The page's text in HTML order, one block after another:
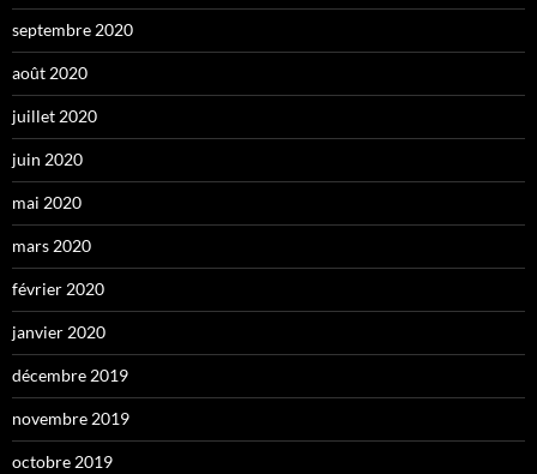
septembre 2020
août 2020
juillet 2020
juin 2020
mai 2020
mars 2020
février 2020
janvier 2020
décembre 2019
novembre 2019
octobre 2019